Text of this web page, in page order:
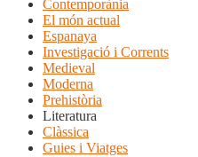
Contemporània
El món actual
Espanaya
Investigació i Corrents
Medieval
Moderna
Prehistòria
Literatura
Clàssica
Guies i Viatges